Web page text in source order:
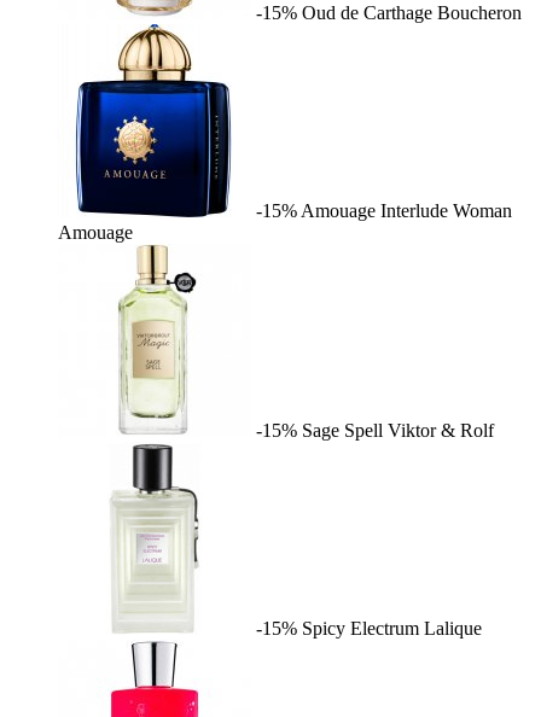
-15% Oud de Carthage Boucheron
-15% Amouage Interlude Woman
Amouage
-15% Sage Spell Viktor & Rolf
-15% Spicy Electrum Lalique